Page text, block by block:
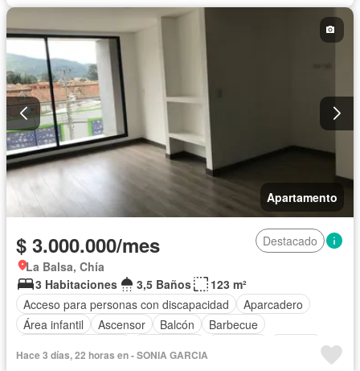
Apartamento
$ 3.000.000/mes
Destacado
La Balsa, Chía
3 Habitaciones
3,5 Baños
123 m²
Acceso para personas con discapacidad
Aparcadero
Área infantil
Ascensor Balcón
Barbecue
Sauna
Seguridad privada Tanque de agua
Hace 3 días, 22 horas en - SONIA GARCIA